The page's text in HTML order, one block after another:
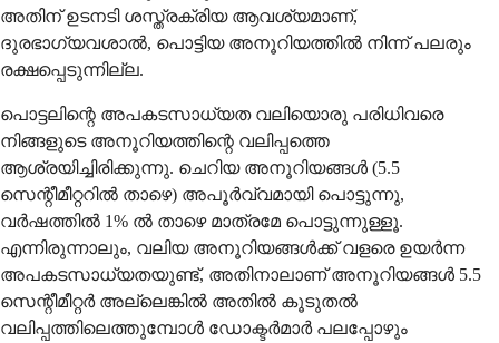
അതിന് ഉടനടി ശസ്ത്രക്രിയ ആവശ്യമാണ്,
ദുരഭാഗ്യവശാൽ, പൊട്ടിയ അനൂറിയത്തിൽ നിന്ന് പലരും
രക്ഷപ്പെടുന്നില്ല.
പൊട്ടലിന്റെ അപകടസാധ്യത വലിയൊരു പരിധിവരെ
നിങ്ങളുടെ അനൂറിയത്തിന്റെ വലിപ്പത്തെ
ആശ്രയിച്ചിരിക്കുന്നു. ചെറിയ അനൂറിയങ്ങൾ (5.5
സെന്റീമീറ്ററിൽ താഴെ) അപൂർവ്വമായി പൊട്ടുന്നു,
വർഷത്തിൽ 1% ൽ താഴെ മാത്രമേ പൊട്ടുന്നുള്ളൂ.
എന്നിരുന്നാലും, വലിയ അനൂറിയങ്ങൾക്ക് വളരെ ഉയർന്ന
അപകടസാധ്യതയുണ്ട്, അതിനാലാണ് അനൂറിയങ്ങൾ 5.5
സെന്റീമീറ്റർ അല്ലെങ്കിൽ അതിൽ കൂടുതൽ
വലിപ്പത്തിലെത്തുമ്പോൾ ഡോക്ടർമാർ പലപ്പോഴും